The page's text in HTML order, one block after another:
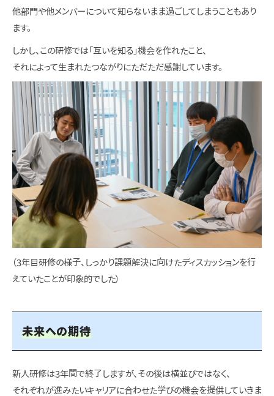
他部門や他メンバーについて知らないまま過ごしてしまうこともあり
ます。
しかし、この研修では「互いを知る」機会を作れたこと、
それによって生まれたつながりにただただ感謝しています。
（3年目研修の様子、しっかり課題解決に向けたディスカッションを行
えていたことが印象的でした）
未来への期待
新人研修は3年間で終了しますが、その後は横並びではなく、
それぞれが進みたいキャリアに合わせた学びの機会を提供していきま